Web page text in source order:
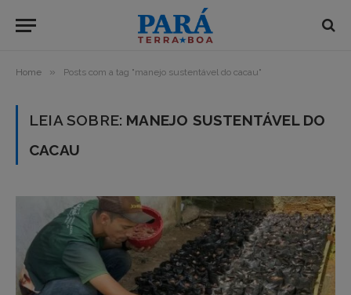
Home » Posts com a tag "manejo sustentável do cacau"
LEIA SOBRE: MANEJO SUSTENTÁVEL DO
CACAU